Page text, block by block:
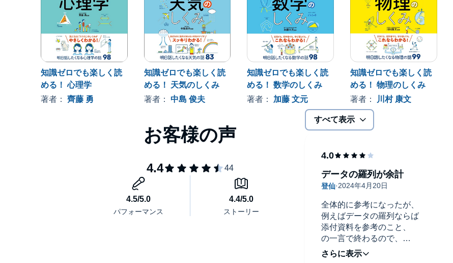
知識ゼロでも楽しく読
める！ 心理学
著者： 齊藤 勇
知識ゼロでも楽しく読
める！ 天気のしくみ
著者： 中島 俊夫
知識ゼロでも楽しく読
める！ 数学のしくみ
著者： 加藤 文元
知識ゼロでも楽しく読
める！ 物理のしくみ
著者： 川村 康文
すべて表示
全体的に参考になったが、
例えばデータの羅列ならば
添付資料を参考のこと、
の一言で終わるので、
Audibleにはそぐわないと思った。
データの羅列が余計